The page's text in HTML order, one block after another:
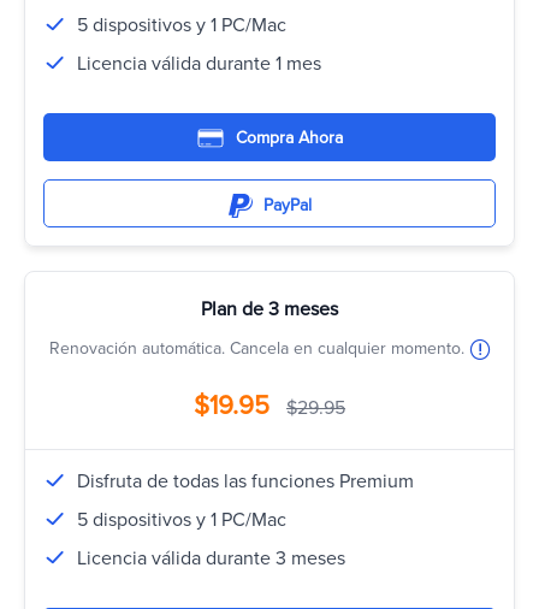
5 dispositivos y 1 PC/Mac
Licencia válida durante 1 mes
Compra Ahora
PayPal
Plan de 3 meses
Renovación automática. Cancela en cualquier momento.
$19.95 $29.95
Disfruta de todas las funciones Premium
5 dispositivos y 1 PC/Mac
Licencia válida durante 3 meses